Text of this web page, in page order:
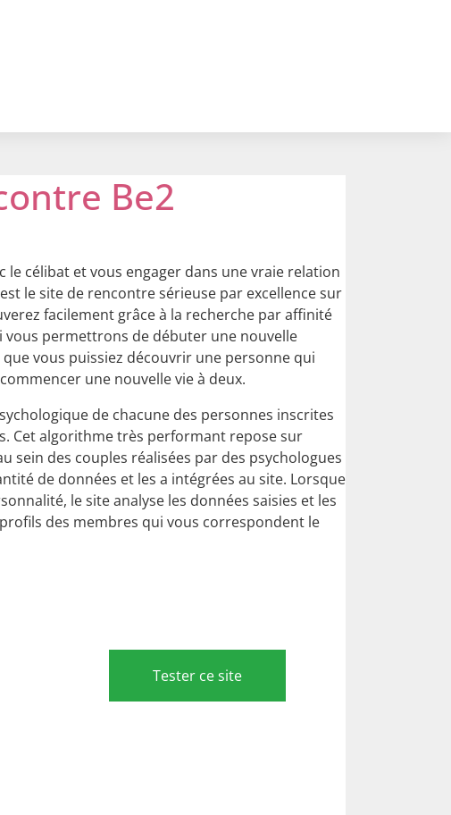
Be2
le célibat et vous engager dans une vraie relation
le site de rencontre sérieuse par excellence sur
facilement grâce à la recherche par affinité
vous permettrons de débuter une nouvelle
vous puissiez découvrir une personne qui
une nouvelle vie à deux.
de chacune des personnes inscrites
Cet algorithme très performant repose sur
sein des couples réalisées par des psychologues
de données et les a intégrées au site. Lorsque
le site analyse les données saisies et les
des membres qui vous correspondent le
Tester ce site